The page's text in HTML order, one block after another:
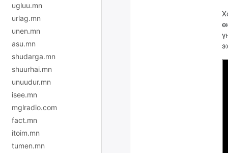
ugluu.mn
urlag.mn
unen.mn
asu.mn
shudarga.mn
shuurhai.mn
unuudur.mn
isee.mn
mglradio.com
fact.mn
itoim.mn
tumen.mn